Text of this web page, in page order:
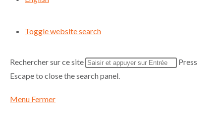
Toggle website search
Rechercher sur ce site
Press
Escape to close the search panel.
Menu Fermer